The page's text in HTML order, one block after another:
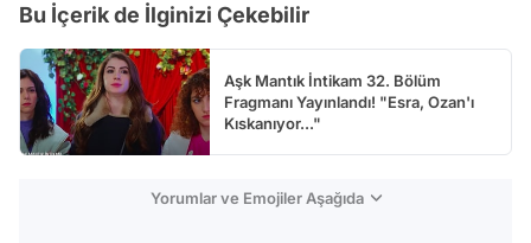
Bu İçerik de İlginizi Çekebilir
Aşk Mantık İntikam 32. Bölüm
Fragmanı Yayınlandı! "Esra, Ozan'ı
Kıskanıyor..."
Yorumlar ve Emojiler Aşağıda